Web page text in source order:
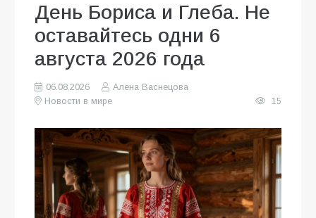
День Бориса и Глеба. Не
оставайтесь одни 6
августа 2026 года
06.08.2026
Алена Васнецова
Новости в мире
15